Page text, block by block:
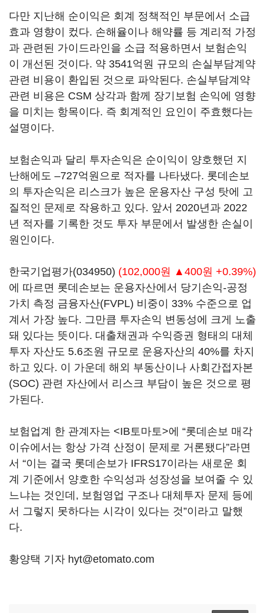
다만 지난해 순이익은 회계 정책적인 부문에서 소급
효과 영향이 컸다. 손해율이나 해약률 등 계리적 가정
과 관련된 가이드라인을 소급 적용하면서 보험손익
이 개선된 것이다. 약 3541억원 규모의 손실부담계약
관련 비용이 환입된 것으로 파악된다. 손실부담계약
관련 비용은 CSM 상각과 함께 장기보험 손익에 영향
을 미치는 항목이다. 즉 회계적인 요인이 주효했다는
설명이다.
보험손익과 달리 투자손익은 순이익이 양호했던 지
난해에도 –727억원으로 적자를 나타냈다. 롯데손보
의 투자손익은 리스크가 높은 운용자산 구성 탓에 고
질적인 문제로 작용하고 있다. 앞서 2020년과 2022
년 적자를 기록한 것도 투자 부문에서 발생한 손실이
원인이다.
한국기업평가(034950) (102,000원 ▲400원 +0.39%)
에 따르면 롯데손보는 운용자산에서 당기손익-공정
가치 측정 금융자산(FVPL) 비중이 33% 수준으로 업
계서 가장 높다. 그만큼 투자손익 변동성에 크게 노출
돼 있다는 뜻이다. 대출채권과 수익증권 형태의 대체
투자 자산도 5.6조원 규모로 운용자산의 40%를 차지
하고 있다. 이 가운데 해외 부동산이나 사회간접자본
(SOC) 관련 자산에서 리스크 부담이 높은 것으로 평
가된다.
보험업계 한 관계자는 <IB토마토>에 “롯데손보 매각
이슈에서는 항상 가격 산정이 문제로 거론됐다”라면
서 “이는 결국 롯데손보가 IFRS17이라는 새로운 회
계 기준에서 양호한 수익성과 성장성을 보여줄 수 있
느냐는 것인데, 보험영업 구조나 대체투자 문제 등에
서 그렇지 못하다는 시각이 있다는 것”이라고 말했
다.
황양택 기자 hyt@etomato.com